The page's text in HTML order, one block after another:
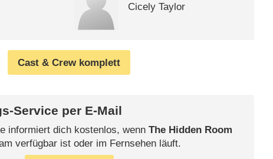
Cicely Taylor
Cast & Crew komplett
Service per E-Mail
informiert dich kostenlos, wenn The Hidden Room
verfügbar ist oder im Fernsehen läuft.